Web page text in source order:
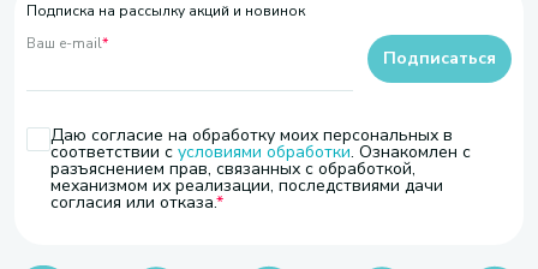
Подписка на рассылку акций и новинок
Ваш e-mail*
Даю согласие на обработку моих персональных в
соответствии с условиями обработки. Ознакомлен с
разъяснением прав, связанных с обработкой,
механизмом их реализации, последствиями дачи
согласия или отказа.
Подписаться